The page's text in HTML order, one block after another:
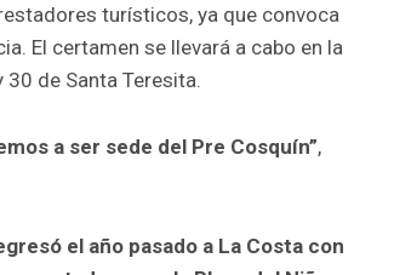
turísticos, ya que convoca
El certamen se llevará a cabo en la
de Santa Teresita.
a ser sede del Pre Cosquín”,
el año pasado a La Costa con